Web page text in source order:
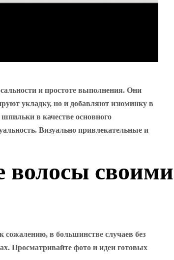
и простоте выполнения. Они
укладку, но и добавляют изюминку в
в качестве основного
Визуально привлекательные и
волосы своими
сожалению, в большинстве случаев без
Просматривайте фото и идеи готовых